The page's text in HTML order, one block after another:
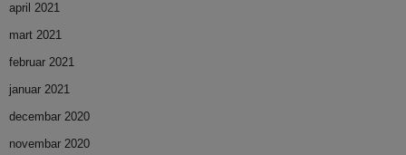
april 2021
mart 2021
februar 2021
januar 2021
decembar 2020
novembar 2020